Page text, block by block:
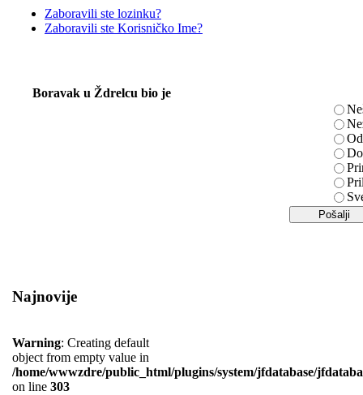
Zaboravili ste lozinku?
Zaboravili ste Korisničko Ime?
Boravak u Ždrelcu bio je
Najnovije
Warning: Creating default
object from empty value in
/home/wwwzdre/public_html/plugins/system/jfdatabase/
on line 303